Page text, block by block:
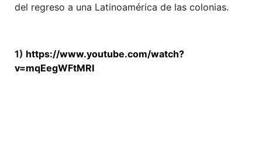
del regreso a una Latinoamérica de las colonias.
1) https://www.youtube.com/watch?
v=mqEegWFtMRI